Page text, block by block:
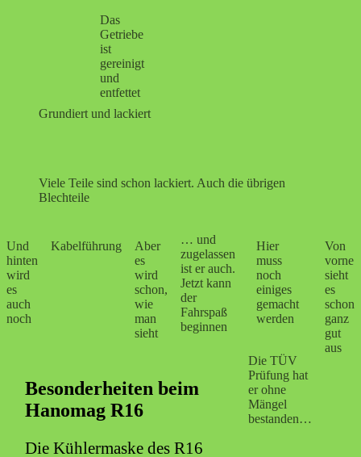
Das
Getriebe
ist
gereinigt
und
entfettet
Grundiert und lackiert
Viele Teile sind schon lackiert. Auch die übrigen
Blechteile
Von
vorne
sieht
es
schon
ganz
gut
aus
Und
hinten
wird
es
auch
noch
Kabelführung
Hier
muss
noch
einiges
gemacht
werden
Aber
es
wird
schon,
wie
man
sieht
Die TÜV
Prüfung hat
er ohne
Mängel
bestanden…
… und
zugelassen
ist er auch.
Jetzt kann
der
Fahrspaß
beginnen
Besonderheiten beim
Hanomag R16
Die Kühlermaske des R16